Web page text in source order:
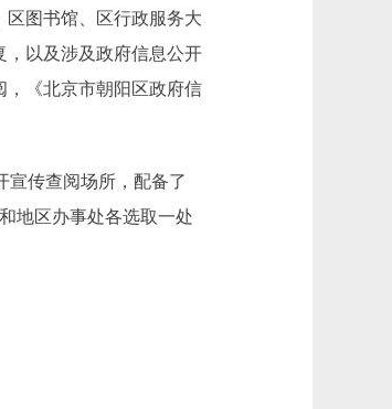
图书馆、区行政服务大
，以及涉及政府信息公开
，《北京市朝阳区政府信
传查阅场所，配备了
地区办事处各选取一处